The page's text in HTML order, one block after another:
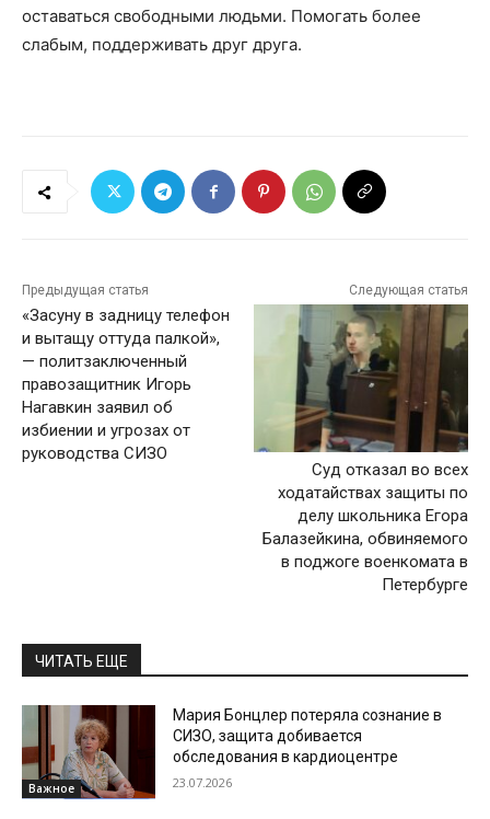
оставаться свободными людьми. Помогать более
слабым, поддерживать друг друга.
Предыдущая статья
«Засуну в задницу телефон
и вытащу оттуда палкой»,
— политзаключенный
правозащитник Игорь
Нагавкин заявил об
избиении и угрозах от
руководства СИЗО
Следующая статья
Суд отказал во всех
ходатайствах защиты по
делу школьника Егора
Балазейкина, обвиняемого
в поджоге военкомата в
Петербурге
ЧИТАТЬ ЕЩЕ
Важное
Мария Бонцлер потеряла сознание в
СИЗО, защита добивается
обследования в кардиоцентре
23.07.2026